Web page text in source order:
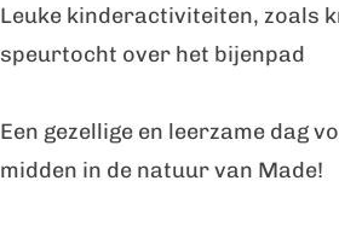
g
Leuke kinderactiviteiten, zoals
speurtocht over het bijenpad
Een gezellige en leerzame dag
midden in de natuur van Made!